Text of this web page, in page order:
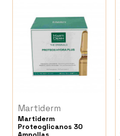
Martiderm
Martiderm
Proteoglicanos 30